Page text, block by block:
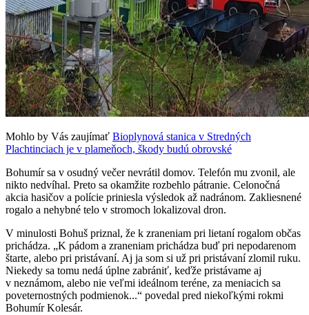
Mohlo by Vás zaujímať Bioplynová stanica v Stredných
Plachtinciach je v plameňoch, škody budú obrovské
Bohumír sa v osudný večer nevrátil domov. Telefón mu zvonil, ale
nikto nedvíhal. Preto sa okamžite rozbehlo pátranie. Celonočná
akcia hasičov a polície priniesla výsledok až nadránom. Zakliesnené
rogalo a nehybné telo v stromoch lokalizoval dron.
V minulosti Bohuš priznal, že k zraneniam pri lietaní rogalom občas
prichádza. „K pádom a zraneniam prichádza buď pri nepodarenom
štarte, alebo pri pristávaní. Aj ja som si už pri pristávaní zlomil ruku.
Niekedy sa tomu nedá úplne zabrániť, keďže pristávame aj
v neznámom, alebo nie veľmi ideálnom teréne, za meniacich sa
poveternostných podmienok...“ povedal pred niekoľkými rokmi
Bohumír Kolesár.